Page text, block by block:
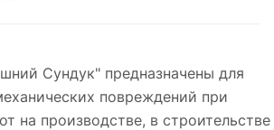
Сундук" предназначены для
повреждений при
на производстве, в строительстве